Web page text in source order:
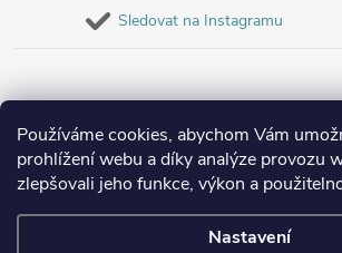
Používáme cookies, abychom Vám
prohlížení webu a díky analýze provozu
zlepšovali jeho funkce, výkon a
Nastavení
Sledovat na Instagramu